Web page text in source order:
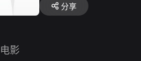
分享
电影